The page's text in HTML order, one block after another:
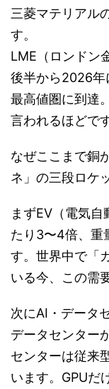
三菱マテリアル
す。
LME（ロンドン
後半から2026年
最高値圏に到達
言われるほどです
なぜここまで銅
ネ」の三段ロケ
まずEV（電気
たり3〜4倍、重
す。世界中で「
いる今、この需
次にAI・データ
データセンター
センターは従来
います。GPUだ